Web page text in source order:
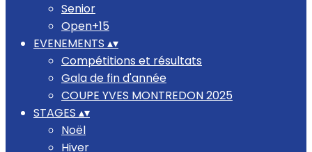
Senior
Open+15
EVENEMENTS ▴▾
Compétitions et résultats
Gala de fin d'année
COUPE YVES MONTREDON 2025
STAGES ▴▾
Noël
Hiver